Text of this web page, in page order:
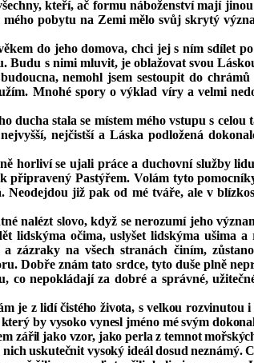
kteří, ač formu náboženství mají
pobytu na Zemi mělo svůj skrytý
do jeho domova, chci jej s ním sdílet
Budu s nimi mluvit, je oblažovat svou
nemohl jsem sestoupit do
Mnohé spory o výklad víry a velmi
ducha stala se místem mého vstupu s
nejčistší a Láska podložená
horliví se ujali práce a duchovní služby
Pastýřem. Volám tyto
již pak od mé tváře, ale v
nalézt slovo, když se nerozumí jeho
očima, uslyšet lidskýma ušima a
na všech stranách činím,
Dobře znám tato srdce, tyto duše plně
nepokládají za dobré a správné,
je z lidí čistého života, s velkou
by vysoko vynesl jméno mé svým
zářil jako vzor, jako perla z temnot
uskutečnit vysoký ideál dosud